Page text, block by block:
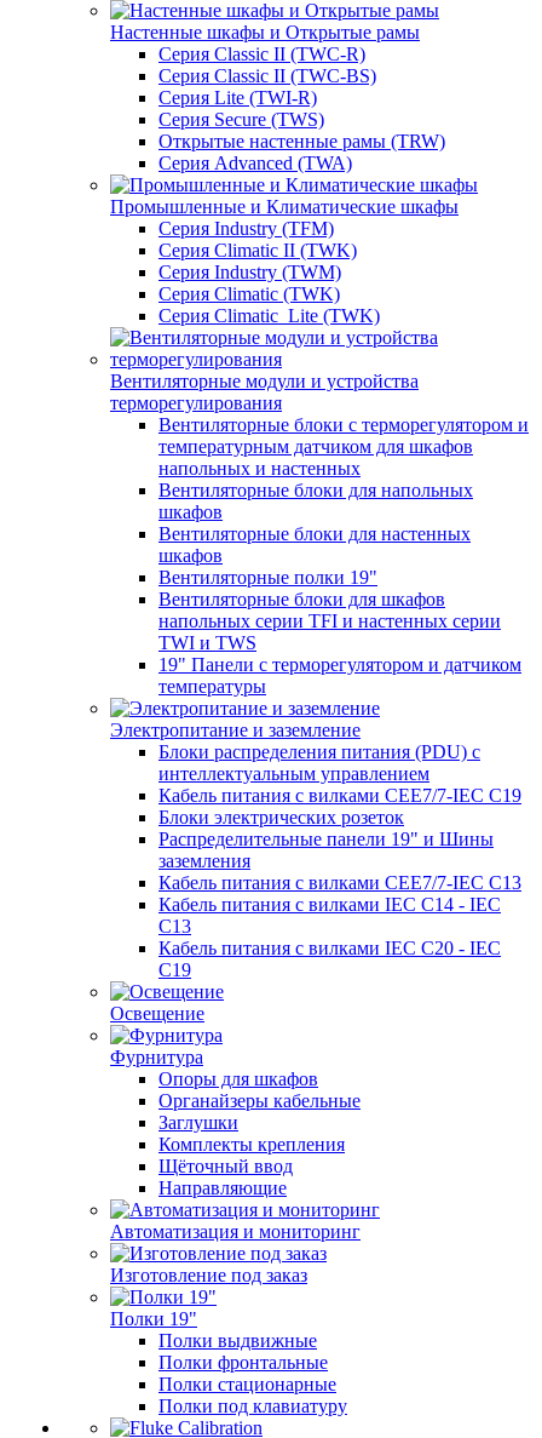
Настенные шкафы и Открытые рамы
Серия Classic II (TWC-R)
Серия Classic II (TWC-BS)
Серия Lite (TWI-R)
Серия Secure (TWS)
Открытые настенные рамы (TRW)
Серия Advanced (TWA)
Промышленные и Климатические шкафы
Серия Industry (TFM)
Серия Climatic II (TWK)
Серия Industry (TWM)
Серия Climatic (TWK)
Серия Climatic_Lite (TWK)
Вентиляторные модули и устройства
терморегулирования
Вентиляторные блоки с терморегулятором и
температурным датчиком для шкафов
напольных и настенных
Вентиляторные блоки для напольных
шкафов
Вентиляторные блоки для настенных
шкафов
Вентиляторные полки 19"
Вентиляторные блоки для шкафов
напольных серии TFI и настенных серии
TWI и TWS
19" Панели с терморегулятором и датчиком
температуры
Электропитание и заземление
Блоки распределения питания (PDU) с
интеллектуальным управлением
Кабель питания с вилками CEE7/7-IEC C19
Блоки электрических розеток
Распределительные панели 19" и Шины
заземления
Кабель питания с вилками CEE7/7-IEC C13
Кабель питания с вилками IEC C14 - IEC
C13
Кабель питания с вилками IEC C20 - IEC
C19
Освещение
Фурнитура
Опоры для шкафов
Органайзеры кабельные
Заглушки
Комплекты крепления
Щёточный ввод
Направляющие
Автоматизация и мониторинг
Изготовление под заказ
Полки 19"
Полки выдвижные
Полки фронтальные
Полки стационарные
Полки под клавиатуру